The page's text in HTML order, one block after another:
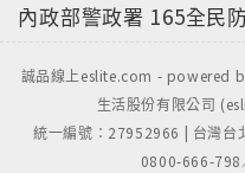
內政部警政署 165全民
誠品線上eslite.com - powered
生活股份有限公司
統一編號：27952966 | 台灣台
0800-666-